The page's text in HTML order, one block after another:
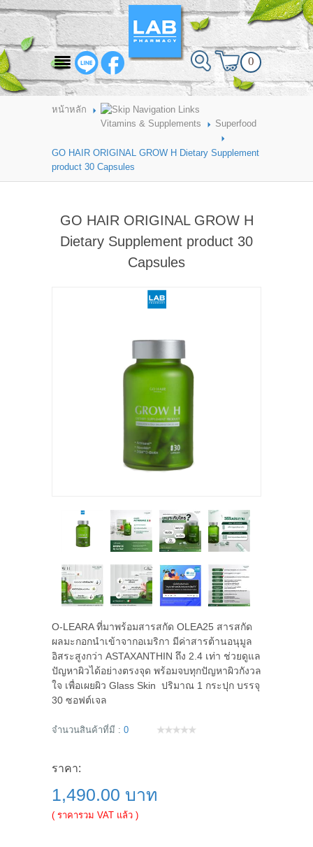
สินค้าที่สนใจ
HOME
ABOUT LAB PHARMACY
BRANDS
แจ้งชำระเงิน
0
หน้าหลัก
Vitamins & Supplements
Superfood
GO HAIR ORIGINAL GROW H Dietary Supplement
product 30 Capsules
GO HAIR ORIGINAL GROW H
Dietary Supplement product 30
Capsules
O-LEARA ที่มาพร้อมสารสกัด OLEA25 สารสกัด
ผลมะกอกนำเข้าจากอเมริกา มีค่าสารต้านอนุมูล
อิสระสูงกว่า ASTAXANTHIN ถึง 2.4 เท่า ช่วยดูแล
ปัญหาผิวได้อย่างตรงจุด พร้อมจบทุกปัญหาผิวกังวล
ใจ เพื่อเผยผิว Glass Skin ปริมาณ 1 กระปุก บรรจุ
30 ซอฟต์เจล
จำนวนสินค้าที่มี : 0
ราคา:
1,490.00 บาท
( ราคารวม VAT แล้ว )